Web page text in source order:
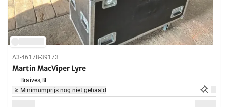
A3-46178-39173
Martin MacViper Lyre
Braives,BE
Minimumprijs nog niet gehaald